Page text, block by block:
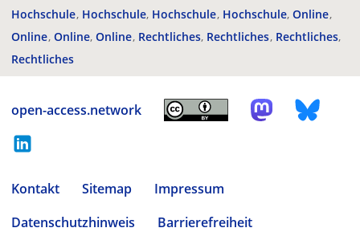
Hochschule Hochschule Hochschule Hochschule Online
Online Online Online Rechtliches Rechtliches Rechtliches
Rechtliches
open-access.network
Kontakt Sitemap
Impressum
Datenschutzhinweis
Barrierefreiheit